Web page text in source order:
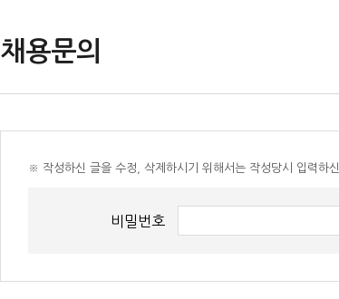
채용문의
※ 작성하신 글을 수정, 삭제하시기 위해서는 작성당시 입력하신
비밀번호